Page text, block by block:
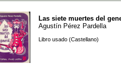
Las siete muertes del
Agustín Pérez Pardella
Libro usado (Castellano)